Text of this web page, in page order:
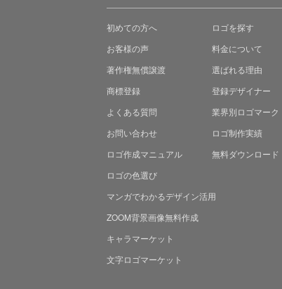
初めての方へ
ロゴを探す
お客様の声
料金について
著作権無償譲渡
選ばれる理由
商標登録
登録デザイナー
よくある質問
業界別ロゴマーク
お問い合わせ
ロゴ制作実績
ロゴ作成マニュアル
無料ダウンロード
ロゴの色選び
マンガでわかるデザイン活用
ZOOM背景画像無料作成
キャラマーケット
文字ロゴマーケット